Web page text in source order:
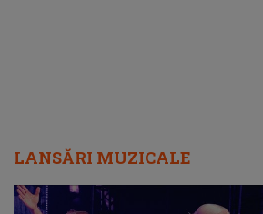
LANSĂRI MUZICALE